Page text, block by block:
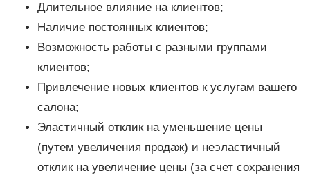
Длительное влияние на клиентов;
Наличие постоянных клиентов;
Возможность работы с разными группами
клиентов;
Привлечение новых клиентов к услугам вашего
салона;
Эластичный отклик на уменьшение цены
(путем увеличения продаж) и неэластичный
отклик на увеличение цены (за счет сохранения